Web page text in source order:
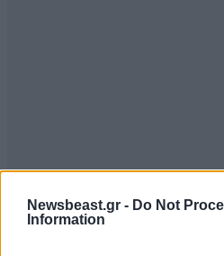
Newsbeast.gr - Do Not
Information